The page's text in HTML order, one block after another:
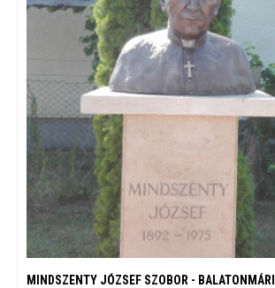
MINDSZENTY JÓZSEF SZOBOR -